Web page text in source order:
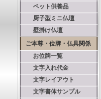
ペット供養品
厨子型ミニ仏壇
壁掛け仏壇
ご本尊・位牌・仏具関係
お位牌一覧
文字入れ代金
文字レイアウト
文字書体サンプル